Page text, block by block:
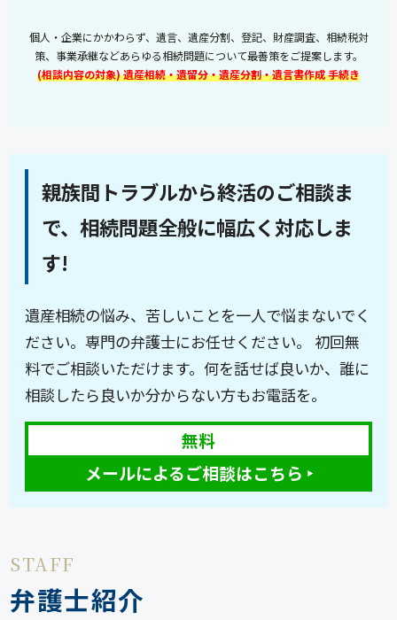
個人・企業にかかわらず、遺言、遺産分割、登記、財産調査、相続税対
策、事業承継などあらゆる相続問題について最善策をご提案します。
(相談内容の対象) 遺産相続・遺留分・遺産分割・遺言書作成 手続き
親族間トラブルから終活のご相談ま
で、相続問題全般に幅広く対応しま
す!
遺産相続の悩み、苦しいことを一人で悩まないでく
ださい。専門の弁護士にお任せください。 初回無
料でご相談いただけます。何を話せば良いか、誰に
相談したら良いか分からない方もお電話を。
無料
メールによるご相談はこちら ‣
STAFF
弁護士紹介